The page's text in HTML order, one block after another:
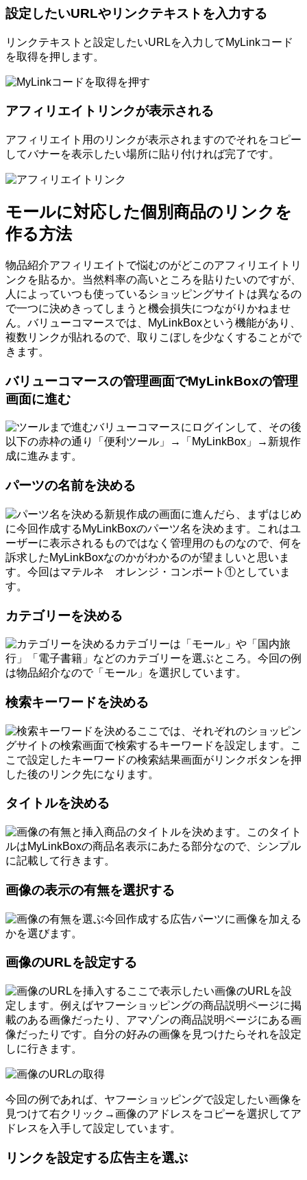
設定したいURLやリンクテキストを入力する
リンクテキストと設定したいURLを入力してMyLinkコード
を取得を押します。
アフィリエイトリンクが表示される
アフィリエイト用のリンクが表示されますのでそれをコピー
してバナーを表示したい場所に貼り付ければ完了です。
モールに対応した個別商品のリンクを
作る方法
物品紹介アフィリエイトで悩むのがどこのアフィリエイトリ
ンクを貼るか。当然料率の高いところを貼りたいのですが、
人によっていつも使っているショッピングサイトは異なるの
で一つに決めきってしまうと機会損失につながりかねませ
ん。バリューコマースでは、MyLinkBoxという機能があり、
複数リンクが貼れるので、取りこぼしを少なくすることがで
きます。
バリューコマースの管理画面でMyLinkBoxの管理
画面に進む
バリューコマースにログインして、その後
以下の赤枠の通り「便利ツール」→「MyLinkBox」→新規作
成に進みます。
パーツの名前を決める
新規作成の画面に進んだら、まずはじめ
に今回作成するMyLinkBoxのパーツ名を決めます。これはユ
ーザーに表示されるものではなく管理用のものなので、何を
訴求したMyLinkBoxなのかがわかるのが望ましいと思いま
す。今回はマテルネ オレンジ・コンポート①としていま
す。
カテゴリーを決める
カテゴリーは「モール」や「国内旅
行」「電子書籍」などのカテゴリーを選ぶところ。今回の例
は物品紹介なので「モール」を選択しています。
検索キーワードを決める
ここでは、それぞれのショッピン
グサイトの検索画面で検索するキーワードを設定します。こ
こで設定したキーワードの検索結果画面がリンクボタンを押
した後のリンク先になります。
タイトルを決める
商品のタイトルを決めます。このタイト
ルはMyLinkBoxの商品名表示にあたる部分なので、シンプル
に記載して行きます。
画像の表示の有無を選択する
今回作成する広告パーツに画像を加える
かを選びます。
画像のURLを設定する
ここで表示したい画像のURLを設
定します。例えばヤフーショッピングの商品説明ページに掲
載のある画像だったり、アマゾンの商品説明ページにある画
像だったりです。自分の好みの画像を見つけたらそれを設定
しに行きます。
今回の例であれば、ヤフーショッピングで設定したい画像を
見つけて右クリック→画像のアドレスをコピーを選択してア
ドレスを入手して設定しています。
リンクを設定する広告主を選ぶ